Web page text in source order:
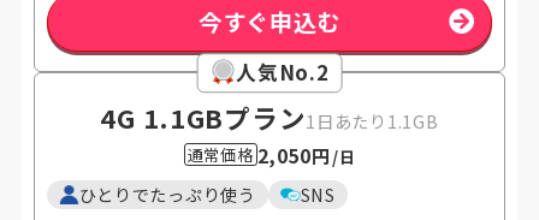
今すぐ申込む
人気No.2
4G 1.1GBプラン1日あたり1.1GB
通常価格2,050円 /日
ひとりでたっぷり使う SNS